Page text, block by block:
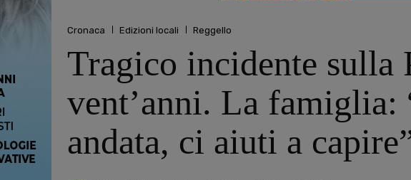
Cronaca Edizioni locali Reggello
Tragico incidente sulla
vent’anni. La famiglia:
andata, ci aiuti a